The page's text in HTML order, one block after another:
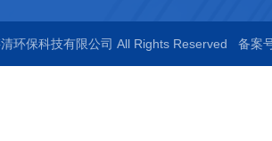
环保科技有限公司 All Rights Reserved 备案